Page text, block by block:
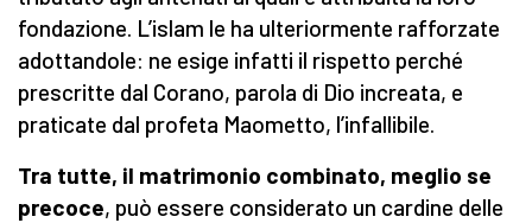
fondazione. L’islam le ha ulteriormente rafforzate
adottandole: ne esige infatti il rispetto perché
prescritte dal Corano, parola di Dio increata, e
praticate dal profeta Maometto, l’infallibile.
Tra tutte, il matrimonio combinato, meglio se
precoce, può essere considerato un cardine delle